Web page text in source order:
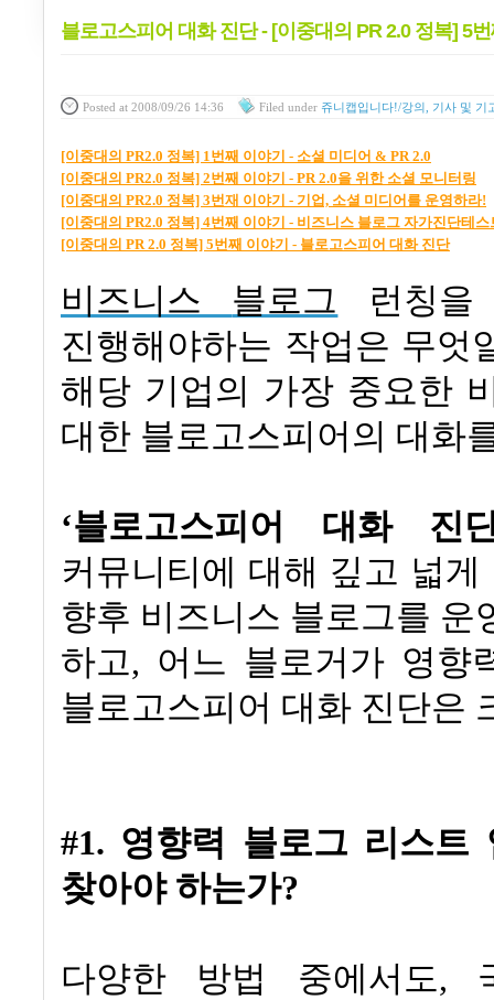
블로고스피어 대화 진단 - [이중대의 PR 2.0 정복] 5
Posted at 2008/09/26 14:36 Filed under 쥬니캡입니다!/강의, 기사 및 기
[이중대의 PR2.0 정복] 1번째 이야기 - 소셜 미디어 & PR 2.0
[이중대의 PR2.0 정복] 2번째 이야기 - PR 2.0을 위한 소셜 모니터링
[이중대의 PR2.0 정복] 3번재 이야기 - 기업, 소셜 미디어를 운영하라!
[이중대의 PR2.0 정복] 4번째 이야기 - 비즈니스 블로그 자가진단테스
[이중대의 PR 2.0 정복] 5번째 이야기 - 블로고스피어 대화 진단
비즈니스 블로그
런칭을
진행해야하는 작업은 무엇
해당 기업의 가장 중요한
대한 블로고스피어의 대화
‘블로고스피어 대화 진
커뮤니티에 대해 깊고 넓
향후 비즈니스 블로그를 운
하고, 어느 블로거가 영향
블로고스피어 대화 진단은
#1. 영향력 블로그 리스트
찾아야 하는가?
다양한 방법 중에서도,